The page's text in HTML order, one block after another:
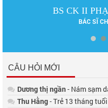
BS CK II
BÁC SĨ
CÂU HỎI MỚI
Dương thị ngần- Nám sạm
Thu Hằng- Trẻ 13 tháng